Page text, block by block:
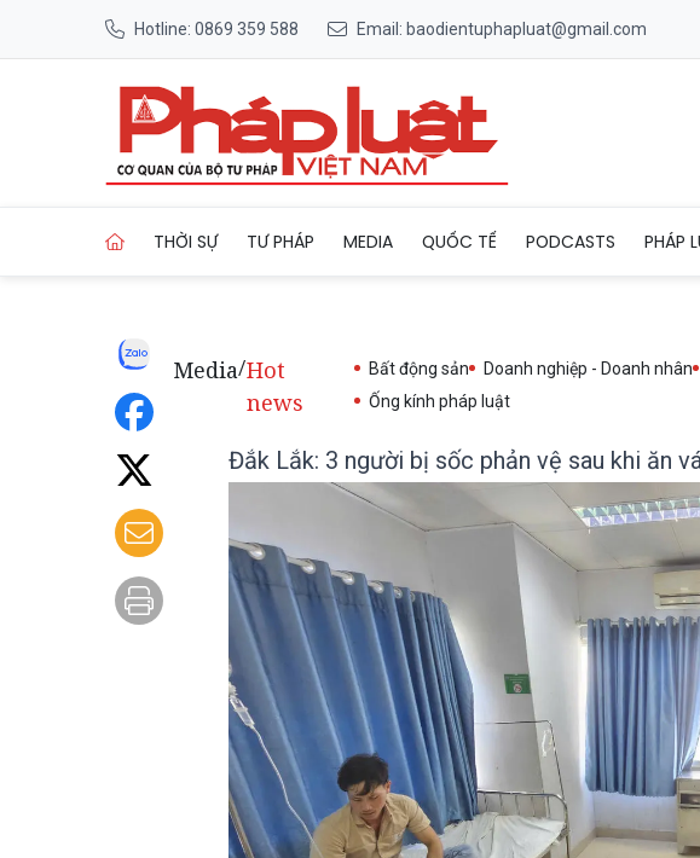
Hotline: 0869 359 588 Email: baodientuphapluat@gmail.com
THỜI SỰ TƯ PHÁP MEDIA QUỐC TẾ PODCASTS PHÁP
Media/Hot
news
Bất động sản Doanh nghiệp - Doanh nhân
Ống kính pháp luật
Đắk Lắk: 3 người bị sốc phản vệ sau khi ăn